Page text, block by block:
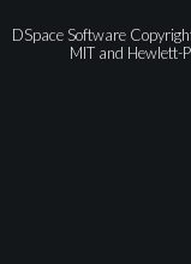
DSpace Software
MIT and Hewlett-